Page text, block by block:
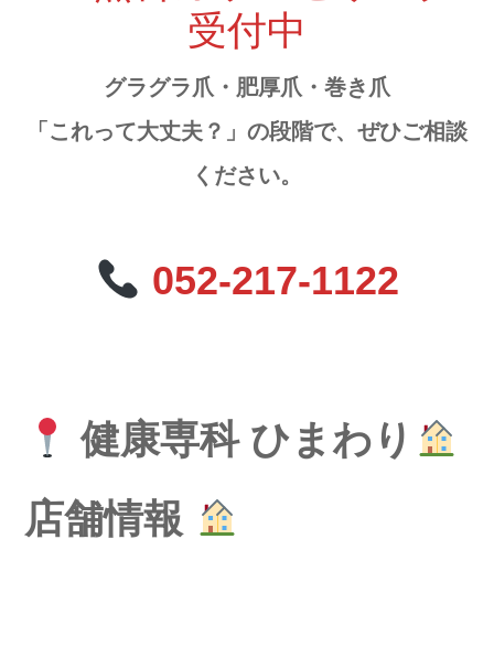
受付中
グラグラ爪・肥厚爪・巻き爪
「これって大丈夫？」の段階で、ぜひご相談
ください。
052-217-1122
健康専科 ひまわり
店舗情報